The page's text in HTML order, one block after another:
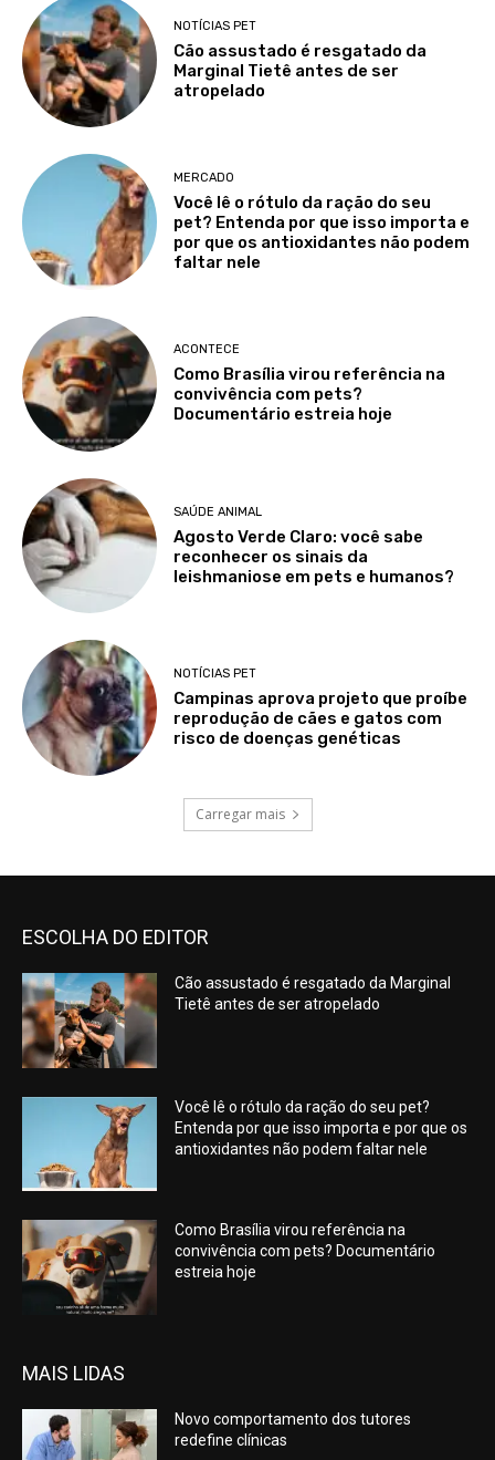
NOTÍCIAS PET
Cão assustado é resgatado da
Marginal Tietê antes de ser
atropelado
MERCADO
Você lê o rótulo da ração do seu
pet? Entenda por que isso importa e
por que os antioxidantes não podem
faltar nele
ACONTECE
Como Brasília virou referência na
convivência com pets?
Documentário estreia hoje
SAÚDE ANIMAL
Agosto Verde Claro: você sabe
reconhecer os sinais da
leishmaniose em pets e humanos?
NOTÍCIAS PET
Campinas aprova projeto que proíbe
reprodução de cães e gatos com
risco de doenças genéticas
Carregar mais
ESCOLHA DO EDITOR
Cão assustado é resgatado da Marginal
Tietê antes de ser atropelado
Você lê o rótulo da ração do seu pet?
Entenda por que isso importa e por que os
antioxidantes não podem faltar nele
Como Brasília virou referência na
convivência com pets? Documentário
estreia hoje
MAIS LIDAS
Novo comportamento dos tutores
redefine clínicas